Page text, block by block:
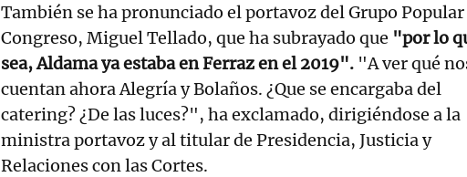
También se ha pronunciado el portavoz del Grupo
Congreso, Miguel Tellado, que ha subrayado que "por lo
sea, Aldama ya estaba en Ferraz en el 2019". "A ver qué
cuentan ahora Alegría y Bolaños. ¿Que se encargaba del
catering? ¿De las luces?", ha exclamado, dirigiéndose a la
ministra portavoz y al titular de Presidencia, Justicia y
Relaciones con las Cortes.